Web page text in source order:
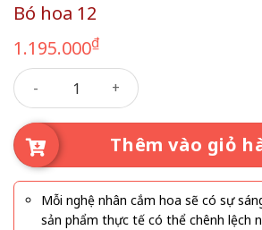
Bó hoa 12
1.195.000₫
Bó hoa 12 số lượng
Thêm vào giỏ
Mỗi nghệ nhân cắm hoa sẽ có sự
sản phẩm thực tế có thể chênh lệch